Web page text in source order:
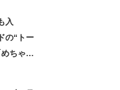
入
の“トー
ちゃく